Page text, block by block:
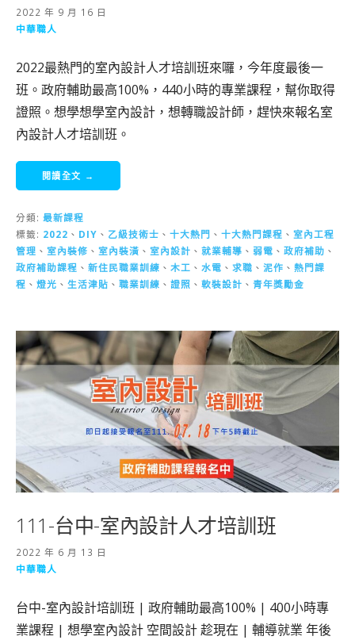
2022 年 9 月 16 日
中華職人
2022最熱門的室內設計人才培訓班來囉，今年度最後一
班。政府輔助最高100%，440小時的專業課程，幫你取得
證照。想學想學室內設計，想轉職設計師，趕快來報名室
內設計人才培訓班。
閱讀全文 →
分類: 最新課程
標籤: 2022 、 DIY 、 乙級技術士 、 十大熱門 、 十大熱門課程 、 室內工程
管理 、 室內裝修 、 室內裝潢 、 室內設計 、 就業輔導 、 弱電 、 政府補助 、
政府補助課程 、 新住民職業訓練 、 木工 、 水電 、 求職 、 泥作 、 熱門課
程 、 燈光 、 生活津貼 、 職業訓練 、 證照 、 軟裝設計 、 青年獎勵金
111-台中-室內設計人才培訓班
2022 年 6 月 13 日
中華職人
台中-室內設計培訓班 | 政府輔助最高100% | 400小時專
業課程 | 想學室內設計 空間設計 趁現在 | 輔導就業 年後